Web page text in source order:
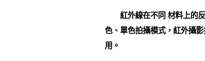
紅外線在不同 材料上的反
色、單色拍攝模式，紅外攝
用。